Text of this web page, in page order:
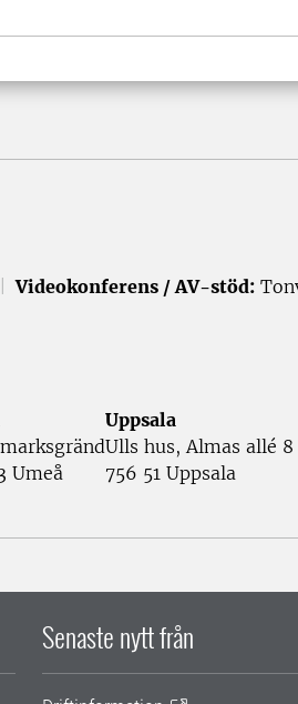
Videokonferens / AV-stöd:
Umeå
Uppsala
Ulls hus, Almas allé 8
756 51 Uppsala
Senaste nytt från